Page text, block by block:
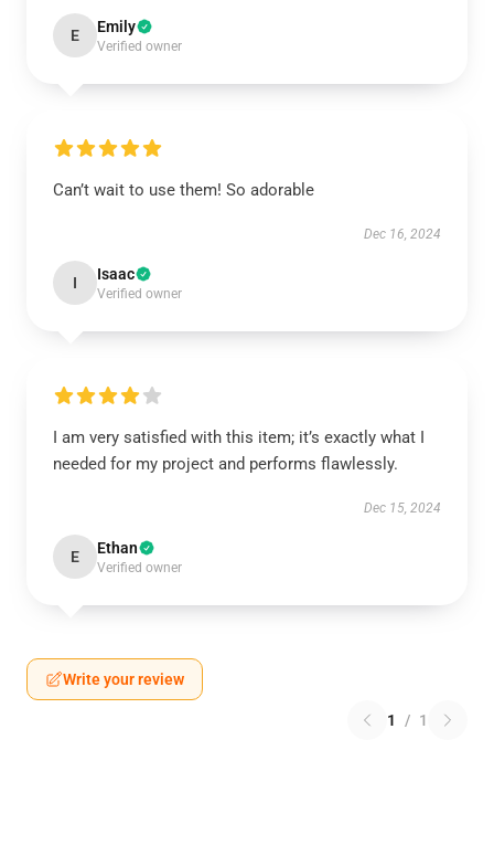
E Emily
Verified owner
Can’t wait to use them! So adorable
Dec 16, 2024
I Isaac
Verified owner
I am very satisfied with this item; it’s exactly what I
needed for my project and performs flawlessly.
Dec 15, 2024
E Ethan
Verified owner
Write your review
1 / 1